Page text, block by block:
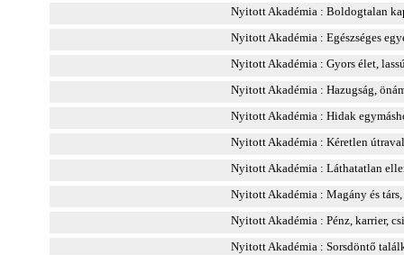
Nyitott Akadémia : Boldogtalan
Nyitott Akadémia : Egészséges
Nyitott Akadémia : Gyors élet,
Nyitott Akadémia : Hazugság,
Nyitott Akadémia : Hidak
Nyitott Akadémia : Kéretlen
Nyitott Akadémia : Láthatatlan
Nyitott Akadémia : Magány és
Nyitott Akadémia : Pénz, karrier,
Nyitott Akadémia : Sorsdöntő